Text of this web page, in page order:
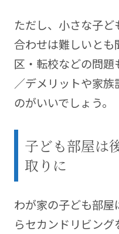
ただし、小さな子
合わせは難しいと
区・転校などの問題
／デメリットや家
のがいいでしょう。
子ども部屋は
取りに
わが家の子ども部
らセカンドリビン